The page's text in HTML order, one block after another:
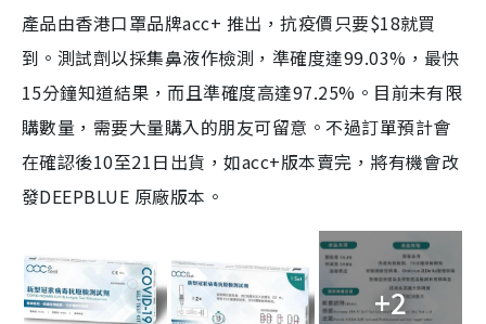
產品由香港口罩品牌acc+ 推出，抗疫價只要$18就買
到。測試劑以採集鼻液作檢測，準確度達99.03%，最快
15分鐘知道結果，而且準確度高達97.25%。目前未有限
購數量，需要大量購入的朋友可留意。不過訂單預計會
在確認後10至21日出貨，如acc+版本賣完，將有機會改
發DEEPBLUE 原廠版本。
+2